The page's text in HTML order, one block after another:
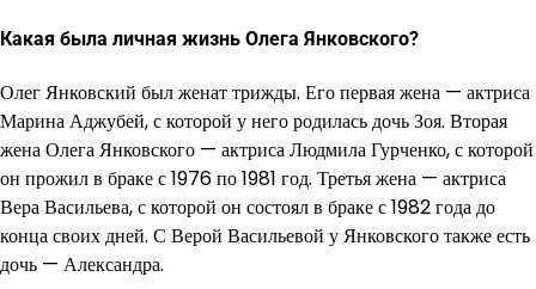
Какая была личная жизнь Олега Янковского?
Олег Янковский был женат трижды. Его первая жена — актриса
Марина Аджубей, с которой у него родилась дочь Зоя. Вторая
жена Олега Янковского — актриса Людмила Гурченко, с которой
он прожил в браке с 1976 по 1981 год. Третья жена — актриса
Вера Васильева, с которой он состоял в браке с 1982 года до
конца своих дней. С Верой Васильевой у Янковского также есть
дочь — Александра.